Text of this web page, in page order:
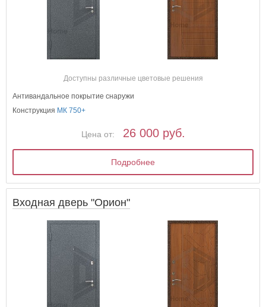
Доступны различные цветовые решения
Антивандальное покрытие снаружи
Конструкция МК 750+
Цена от: 26 000 руб.
Подробнее
Входная дверь "Орион"